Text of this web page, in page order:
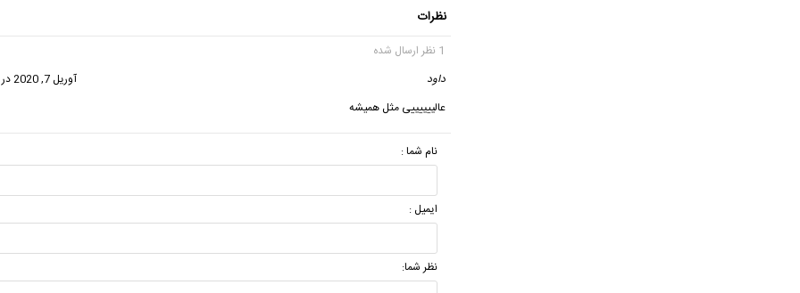
نظرات
1 نظر ارسال شده
داود
آوریل 7, 2020 در 6:13 ب.ظ
عالییییییی مثل همیشه
نام شما :
ایمیل :
نظر شما: